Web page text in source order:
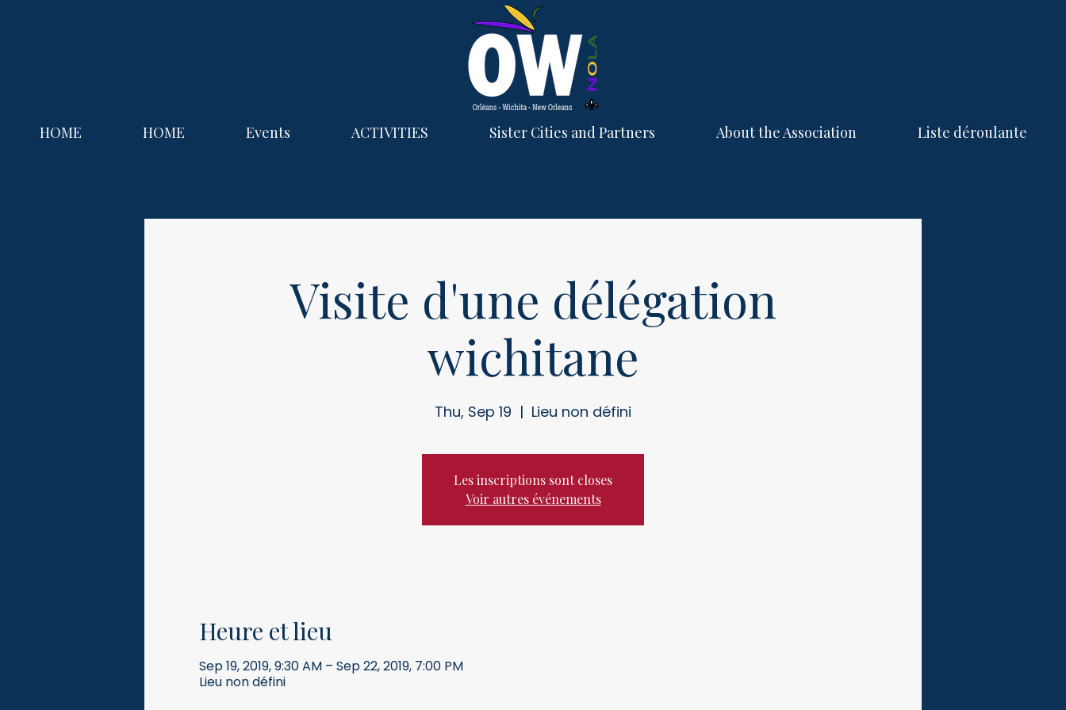
HOME HOME Events ACTIVITIES Sister Cities and Partners About the Association Liste déroulante
Visite d'une délégation
wichitane
Thu, Sep 19
  |
Lieu non défini
Les inscriptions sont closes
Voir autres événements
Heure et lieu
Sep 19, 2019, 9:30 AM – Sep 22, 2019, 7:00 PM
Lieu non défini